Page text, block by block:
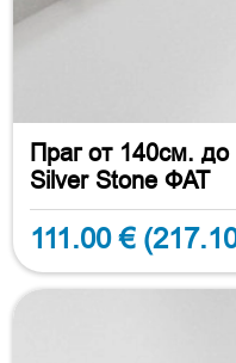
Праг от 140см. до
Silver Stone ФАТ
111.00 €